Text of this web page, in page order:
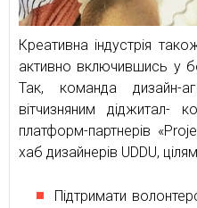
Креативна індустрія
активно включившись у
Так, команда дизайн-
вітчизняним діджитал-
платформ-партнерів
хаб дизайнерів UDDU,
Підтримати